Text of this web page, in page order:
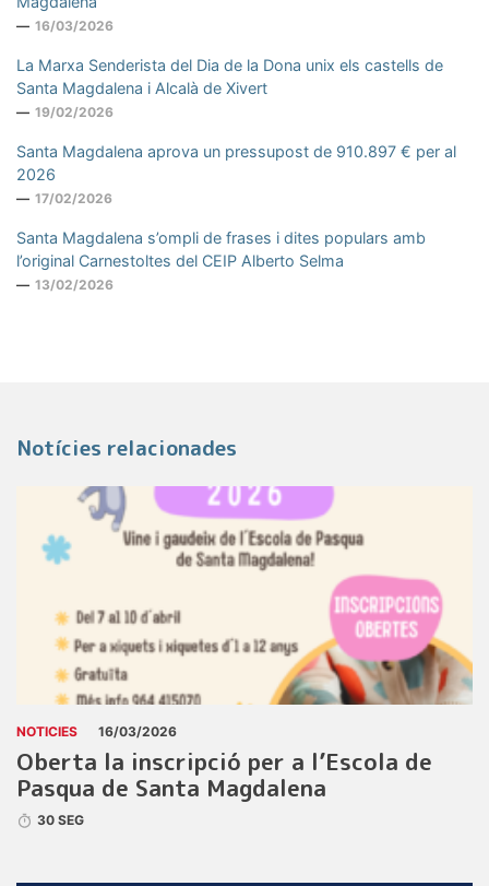
16/03/2026
La Marxa Senderista del Dia de la Dona unix els castells de
Santa Magdalena i Alcalà de Xivert
19/02/2026
Santa Magdalena aprova un pressupost de 910.897 € per al
2026
17/02/2026
Santa Magdalena s’ompli de frases i dites populars amb
l’original Carnestoltes del CEIP Alberto Selma
13/02/2026
Notícies relacionades
NOTICIES 16/03/2026
Oberta la inscripció per a l’Escola de
Pasqua de Santa Magdalena
30 SEG